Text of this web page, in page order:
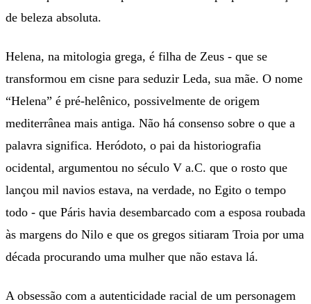
de beleza absoluta.
Helena, na mitologia grega, é filha de Zeus - que se
transformou em cisne para seduzir Leda, sua mãe. O nome
“Helena” é pré-helênico, possivelmente de origem
mediterrânea mais antiga. Não há consenso sobre o que a
palavra significa. Heródoto, o pai da historiografia
ocidental, argumentou no século V a.C. que o rosto que
lançou mil navios estava, na verdade, no Egito o tempo
todo - que Páris havia desembarcado com a esposa roubada
às margens do Nilo e que os gregos sitiaram Troia por uma
década procurando uma mulher que não estava lá.
A obsessão com a autenticidade racial de um personagem